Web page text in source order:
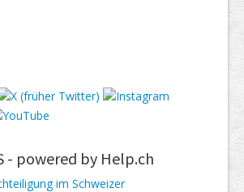
- powered by Help.ch
im Schweizer